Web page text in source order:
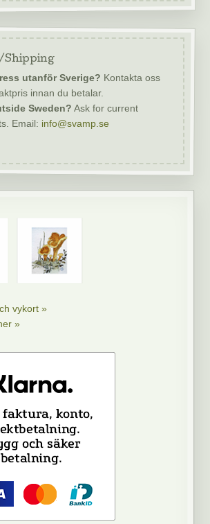
utanför Sverige? Kontakta oss
innan du betalar.
Sweden? Ask for current
Email: info@svamp.se
vykort »
»